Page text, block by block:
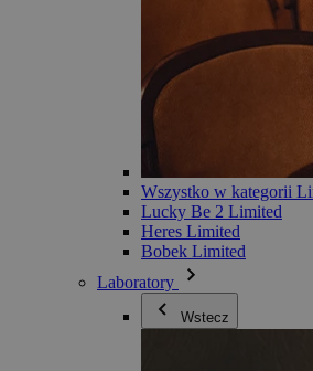
Wszystko w kategorii
Lucky Be 2 Limited
Heres Limited
Bobek Limited
Laboratory
Wstecz